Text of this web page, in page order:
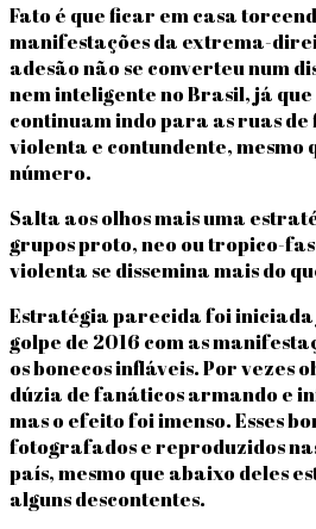
Fato é que ficar em casa
manifestações da extrema-
adesão não se converteu num
nem inteligente no Brasil, já que
continuam indo para as ruas
violenta e contundente, mesmo
número.
Salta aos olhos mais uma
grupos proto, neo ou tropico-
violenta se dissemina mais do
Estratégia parecida foi iniciada
golpe de 2016 com as
os bonecos infláveis. Por vezes
dúzia de fanáticos armando e
mas o efeito foi imenso. Esses
fotografados e reproduzidos
país, mesmo que abaixo deles
alguns descontentes.